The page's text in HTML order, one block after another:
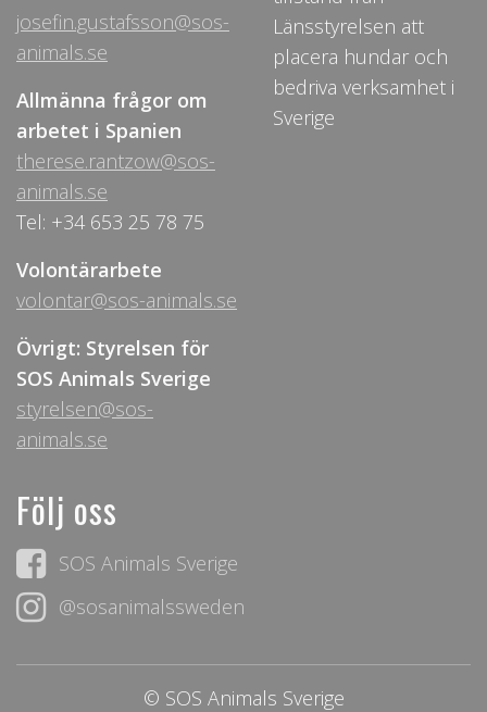
josefin.gustafsson@sos-
animals.se
Allmänna frågor om
arbetet i Spanien
therese.rantzow@sos-
animals.se
Tel: +34 653 25 78 75
Volontärarbete
volontar@sos-animals.se
Övrigt: Styrelsen för
SOS Animals Sverige
styrelsen@sos-
animals.se
Länsstyrelsen att
placera hundar och
bedriva verksamhet i
Sverige
Följ oss
SOS Animals Sverige
@sosanimalssweden
© SOS Animals Sverige